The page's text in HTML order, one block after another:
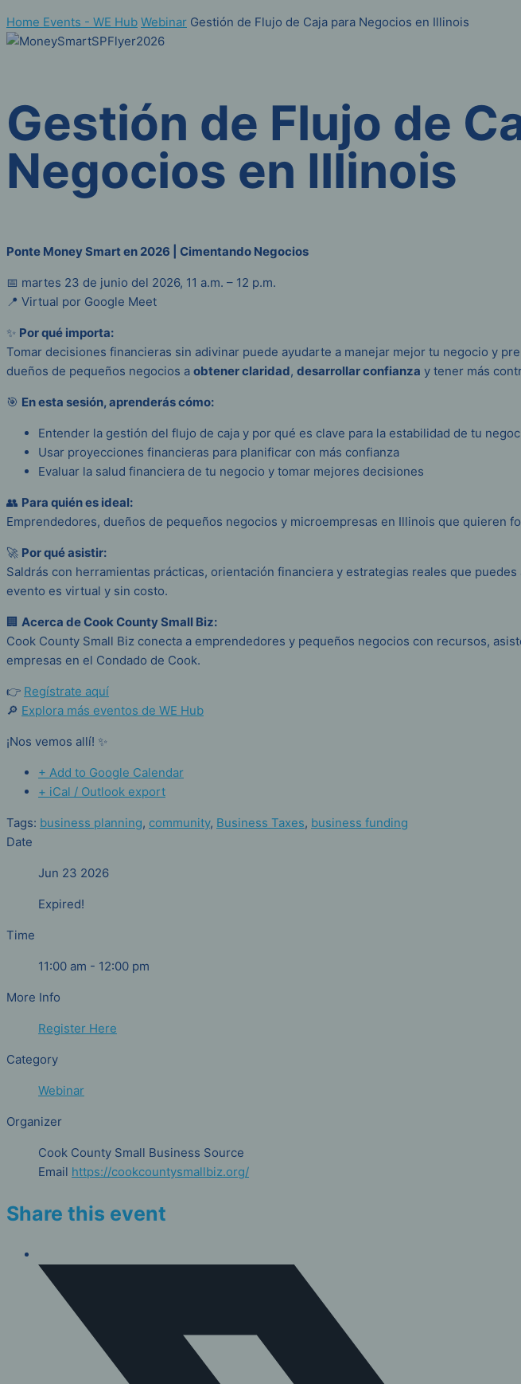
Home Events - WE Hub Webinar Gestión de Flujo de Caja para Negocios en Illinois
Gestión de Flujo de
Negocios en Illinois
Ponte Money Smart en 2026 | Cimentando Negocios
📅 martes 23 de junio del 2026, 11 a.m. – 12 p.m.
📍 Virtual por Google Meet
✨ Por qué importa:
Tomar decisiones financieras sin adivinar puede ayudarte a manejar mejor tu negocio y
dueños de pequeños negocios a obtener claridad, desarrollar confianza y tener más
🎯 En esta sesión, aprenderás cómo:
Entender la gestión del flujo de caja y por qué es clave para la estabilidad de tu
Usar proyecciones financieras para planificar con más confianza
Evaluar la salud financiera de tu negocio y tomar mejores decisiones
👥 Para quién es ideal:
Emprendedores, dueños de pequeños negocios y microempresas en Illinois que quieren
🚀 Por qué asistir:
Saldrás con herramientas prácticas, orientación financiera y estrategias reales que
evento es virtual y sin costo.
🏢 Acerca de Cook County Small Biz:
Cook County Small Biz conecta a emprendedores y pequeños negocios con recursos,
empresas en el Condado de Cook.
👉 Regístrate aquí
🔎 Explora más eventos de WE Hub
¡Nos vemos allí! ✨
+ Add to Google Calendar
+ iCal / Outlook export
Tags: business planning, community, Business Taxes, business funding
Date
Jun 23 2026
Expired!
Time
11:00 am - 12:00 pm
More Info
Register Here
Category
Webinar
Organizer
Cook County Small Business Source
Email https://cookcountysmallbiz.org/
Share this event